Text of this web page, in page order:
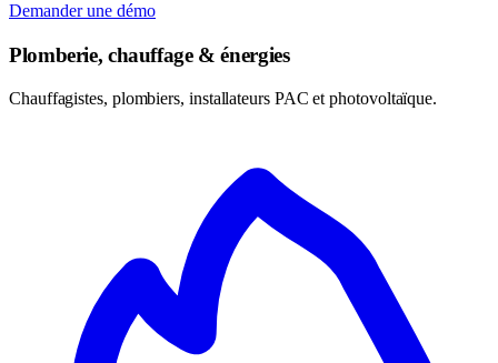
Demander une démo
Plomberie, chauffage & énergies
Chauffagistes, plombiers, installateurs PAC et photovoltaïque.